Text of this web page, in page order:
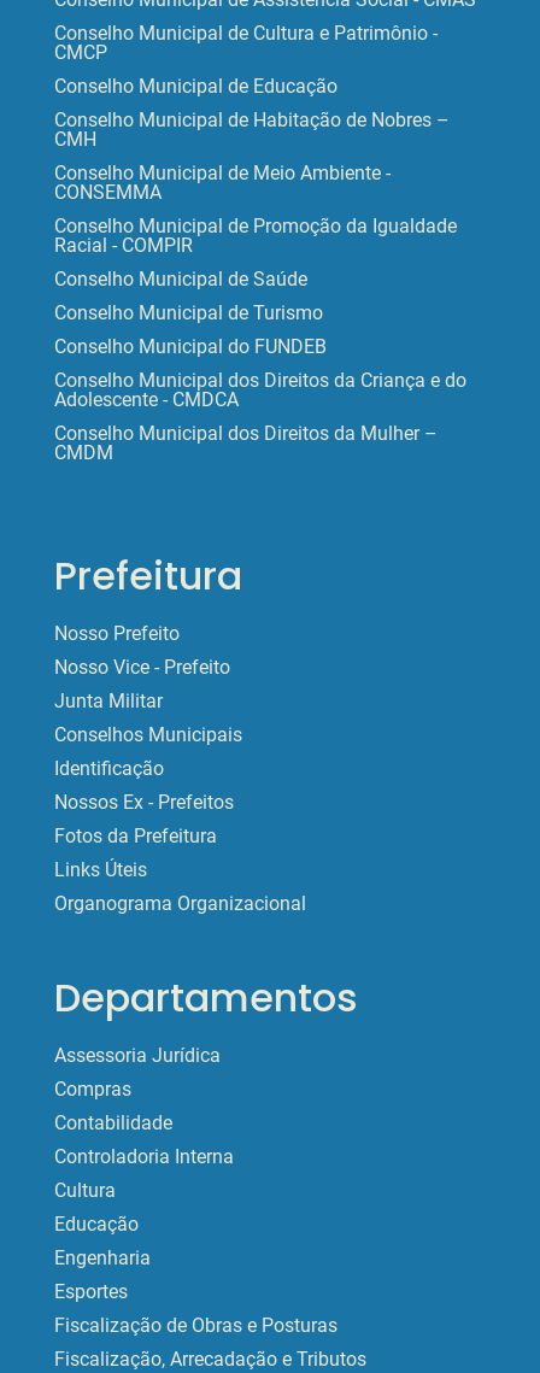
Conselho Municipal de Cultura e Patrimônio -
CMCP
Conselho Municipal de Educação
Conselho Municipal de Habitação de Nobres –
CMH
Conselho Municipal de Meio Ambiente -
CONSEMMA
Conselho Municipal de Promoção da Igualdade
Racial - COMPIR
Conselho Municipal de Saúde
Conselho Municipal de Turismo
Conselho Municipal do FUNDEB
Conselho Municipal dos Direitos da Criança e do
Adolescente - CMDCA
Conselho Municipal dos Direitos da Mulher –
CMDM
Prefeitura
Nosso Prefeito
Nosso Vice - Prefeito
Junta Militar
Conselhos Municipais
Identificação
Nossos Ex - Prefeitos
Fotos da Prefeitura
Links Úteis
Organograma Organizacional
Departamentos
Assessoria Jurídica
Compras
Contabilidade
Controladoria Interna
Cultura
Educação
Engenharia
Esportes
Fiscalização de Obras e Posturas
Fiscalização, Arrecadação e Tributos